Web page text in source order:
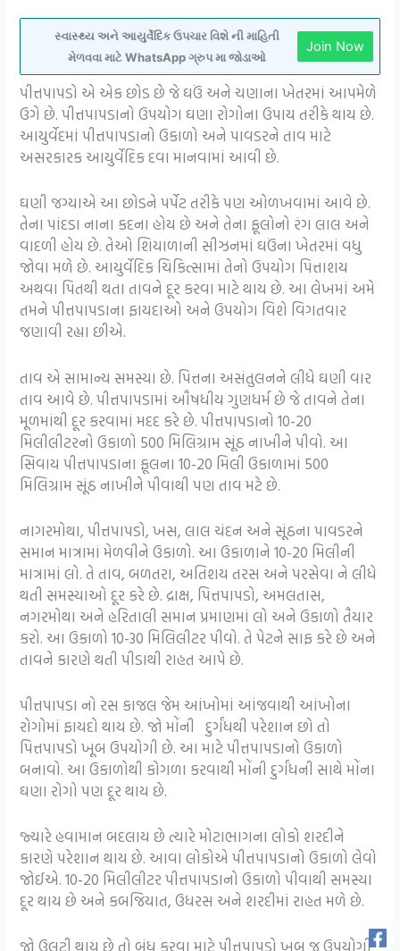
સ્વાસ્થ્ય અને આયુર્વેદિક ઉપચાર વિશે ની માહિતી
મેળવવા માટે WhatsApp ગ્રુપ મા જોડાઓ
Join Now
પીત્તપાપડો એ એક છોડ છે જે ઘઉં અને ચણાના ખેતરમાં આપમેળે
ઉગે છે. પીત્તપાપડાનો ઉપયોગ ઘણા રોગોના ઉપાય તરીકે થાય છે.
આયુર્વેદમાં પીત્તપાપડાનો ઉકાળો અને પાવડરને તાવ માટે
અસરકારક આયુર્વેદિક દવા માનવામાં આવી છે.
ઘણી જગ્યાએ આ છોડને પર્પેટ તરીકે પણ ઓળખવામાં આવે છે.
તેના પાંદડા નાના કદના હોય છે અને તેના ફૂલોનો રંગ લાલ અને
વાદળી હોય છે. તેઓ શિયાળાની સીઝનમાં ઘઉંના ખેતરમાં વધુ
જોવા મળે છે. આયુર્વેદિક ચિકિત્સામાં તેનો ઉપયોગ પિત્તાશય
અથવા પિતથી થતા તાવને દૂર કરવા માટે થાય છે. આ લેખમાં અમે
તમને પીત્તપાપડાના ફાયદાઓ અને ઉપયોગ વિશે વિગતવાર
જણાવી રહ્યા છીએ.
તાવ એ સામાન્ય સમસ્યા છે. પિત્તના અસંતુલનને લીધે ઘણી વાર
તાવ આવે છે. પીત્તપાપડામાં ઔષધીય ગુણધર્મ છે જે તાવને તેના
મૂળમાંથી દૂર કરવામાં મદદ કરે છે. પીત્તપાપડાનો 10-20
મિલીલીટરનો ઉકાળો 500 મિલિગ્રામ સૂંઠ નાખીને પીવો. આ
સિવાય પીત્તપાપડાના ફૂલના 10-20 મિલી ઉકાળામાં 500
મિલિગ્રામ સૂંઠ નાખીને પીવાથી પણ તાવ મટે છે.
નાગરમોથા, પીત્તપાપડો, ખસ, લાલ ચંદન અને સૂંઠના પાવડરને
સમાન માત્રામાં મેળવીને ઉકાળો. આ ઉકાળાને 10-20 મિલીની
માત્રામાં લો. તે તાવ, બળતરા, અતિશય તરસ અને પરસેવા ને લીધે
થતી સમસ્યાઓ દૂર કરે છે. દ્રાક્ષ, પિત્તપાપડો, અમલતાસ,
નગરમોથા અને હરિતાલી સમાન પ્રમાણમાં લો અને ઉકાળો તૈયાર
કરો. આ ઉકાળો 10-30 મિલિલીટર પીવો. તે પેટને સાફ કરે છે અને
તાવને કારણે થતી પીડાથી રાહત આપે છે.
પીત્તપાપડા નો રસ કાજલ જેમ આંખોમાં આંજવાથી આંખોના
રોગોમાં ફાયદો થાય છે. જો મોંની દુર્ગંધથી પરેશાન છો તો
પિત્તપાપડો ખૂબ ઉપયોગી છે. આ માટે પીત્તપાપડાનો ઉકાળો
બનાવો. આ ઉકાળોથી કોગળા કરવાથી મોંની દુર્ગંધની સાથે મોંના
ઘણા રોગો પણ દૂર થાય છે.
જ્યારે હવામાન બદલાય છે ત્યારે મોટાભાગના લોકો શરદીને
કારણે પરેશાન થાય છે. આવા લોકોએ પીત્તપાપડાનો ઉકાળો લેવો
જોઈએ. 10-20 મિલીલીટર પીત્તપાપડાનો ઉકાળો પીવાથી સમસ્યા
દૂર થાય છે અને કબજિયાત, ઉધરસ અને શરદીમાં રાહત મળે છે.
જો ઉલટી થાય છે તો બંધ કરવા માટે પીત્તપાપડો ખૂબ જ ઉપયોગી